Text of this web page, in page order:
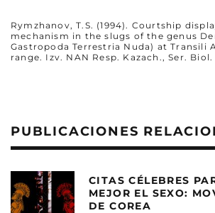
Rymzhanov, T.S. (1994). Courtship
mechanism in the slugs of the genus
Gastropoda Terrestria Nuda) at Transili
range. Izv. NAN Resp. Kazach., Ser. Biol.
PUBLICACIONES
CITAS CÉLEBRES
MEJOR EL SEXO:
DE COREA